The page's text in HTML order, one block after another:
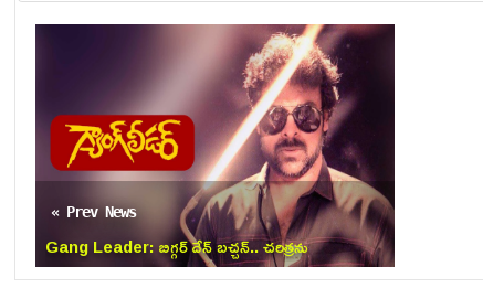
« Prev News
Gang Leader: బిగ్గర్ దేన్ బచ్చన్.. చరిత్రను
తిరగరాసిన ‘గ్యాంగ్ లీడర్’కు 35 ఏళ్లు!